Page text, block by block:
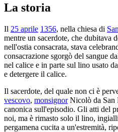
La storia
Il 25 aprile 1356, nella chiesa di
mentre un sacerdote, che dubitava
nell'ostia consacrata, stava
consacrazione sgorgò del sangue
nel calice e in parte sul lino usato
e detergere il calice.
Il sacerdote, del quale non ci è
vescovo, monsignorNicolò da San
canonica sull'episodio. Gli atti del
noi, ma è rimasto solo il lino,
pergamena cucita a un'estremità,